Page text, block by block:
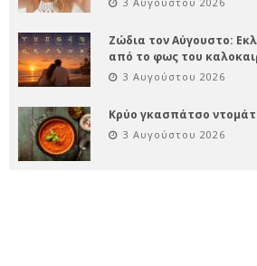
Ζώδια τον Αύγουστο:
από το φως του
3 Αυγούστου 2026
Κρύο γκασπάτσο
3 Αυγούστου 2026